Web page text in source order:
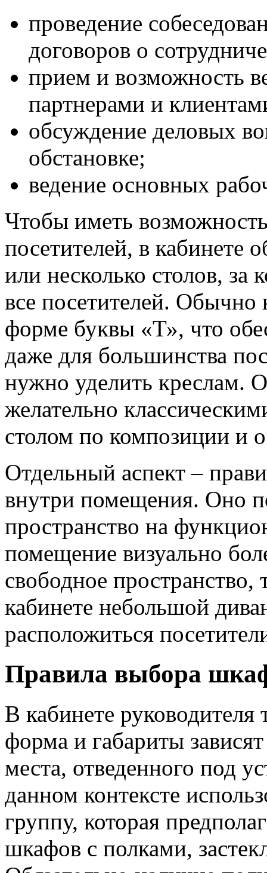
проведение
договоров о
прием и возможность
партнерами и
обсуждение деловых
обстановке;
ведение основных
Чтобы иметь
посетителей, в кабинете
или несколько столов,
все посетителей. Обычно
форме буквы «Т», что
даже для большинства
нужно уделить
желательно
столом по композиции и
Отдельный аспект –
внутри помещения. Оно
пространство на
помещение визуально
свободное пространство,
кабинете небольшой
расположиться
Правила выбора
В кабинете
форма и габариты
места, отведенного под
данном контексте
группу, которая
шкафов с полками,